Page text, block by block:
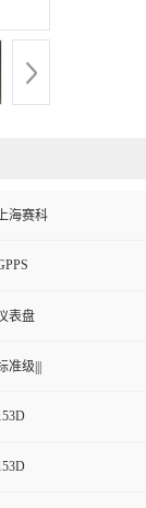
海赛科
表盘
准级|||